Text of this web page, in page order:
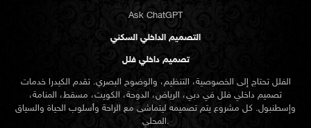
Ask ChatGPT
التصميم الداخلي السكني
تصميم داخلي فلل
الفلل تحتاج إلى الخصوصية، التنظيم، والوضوح البصري. تقدم الكيدرا خدمات
تصميم داخلي فلل في دبي، الرياض، الدوحة، الكويت، مسقط، المنامة،
وإسطنبول. كل مشروع يتم تصميمه ليتماشى مع الراحة وأسلوب الحياة والسياق
المحلي.